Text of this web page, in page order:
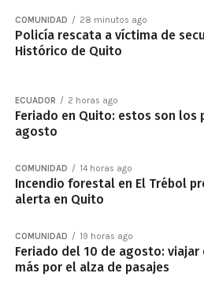
COMUNIDAD 28 minutos ago
Policía rescata a víctima de
Histórico de Quito
ECUADOR 2 horas ago
Feriado en Quito: estos son los
agosto
COMUNIDAD 14 horas ago
Incendio forestal en El Trébol
alerta en Quito
COMUNIDAD 19 horas ago
Feriado del 10 de agosto:
más por el alza de pasajes